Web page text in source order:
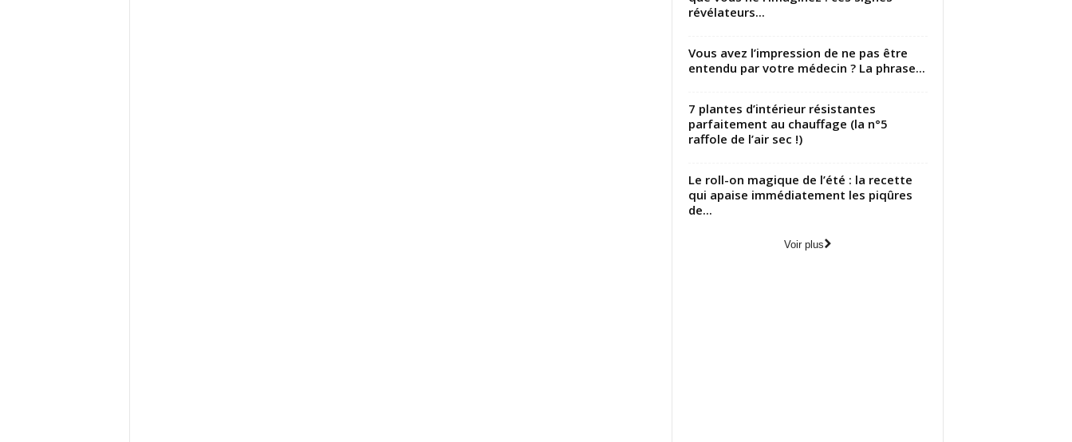
révélateurs...
Vous avez l’impression de ne pas être
entendu par votre médecin ? La phrase...
7 plantes d’intérieur résistantes
parfaitement au chauffage (la n°5
raffole de l’air sec !)
Le roll-on magique de l’été : la recette
qui apaise immédiatement les piqûres
de...
Voir plus